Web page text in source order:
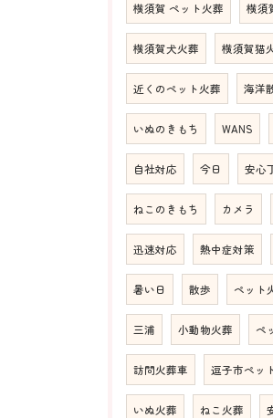
横須賀 ペット火葬 横須
横須賀犬火葬 横須賀猫
近くのペット火葬 海洋
いぬのきもち WANS
自社対応 今日 安心
ねこのきもち カメラ
迅速対応 熱中症対策
暑い日 散歩 ペット
三浦 小動物火葬 ペ
訪問火葬車 逗子市ペッ
いぬ火葬 ねこ火葬